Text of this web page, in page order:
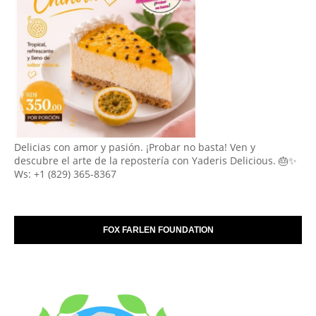
Delicias con amor y pasión. ¡Probar no basta! Ven y
descubre el arte de la repostería con Yaderis Delicious. 🎂✨
Ws: +1 (829) 365-8367
FOX FARLEN FOUNDATION